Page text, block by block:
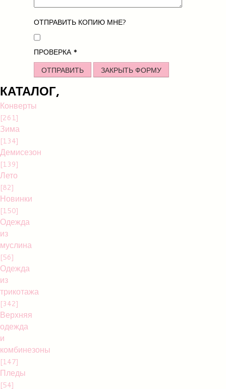
ОТПРАВИТЬ КОПИЮ МНЕ?
ПРОВЕРКА*
ОТПРАВИТЬ
ЗАКРЫТЬ ФОРМУ
КАТАЛОГ,
Конверты
[261]
Зима
[134]
Демисезон
[139]
Лето
[82]
Новинки
[150]
Одежда
из
муслина
[56]
Одежда
из
трикотажа
[342]
Верхняя
одежда
и
комбинезоны
[147]
Пледы
[54]